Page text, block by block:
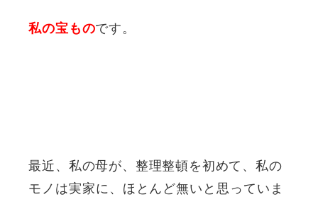
私の宝ものです。
最近、私の母が、整理整頓を初めて、 私の
モノは実家に、ほとんど無いと思っていま